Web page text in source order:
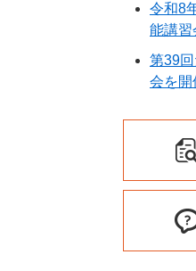
令和8
能講習
第39
会を開